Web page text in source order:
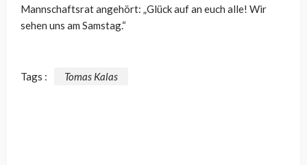
Mannschaftsrat angehört: „Glück auf an euch alle! Wir
sehen uns am Samstag.“
Tags : Tomas Kalas